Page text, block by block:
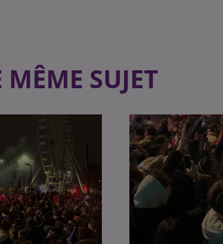
MÊME SUJET